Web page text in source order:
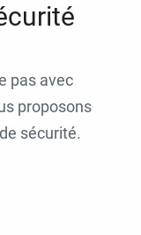
pas avec
proposons
sécurité.